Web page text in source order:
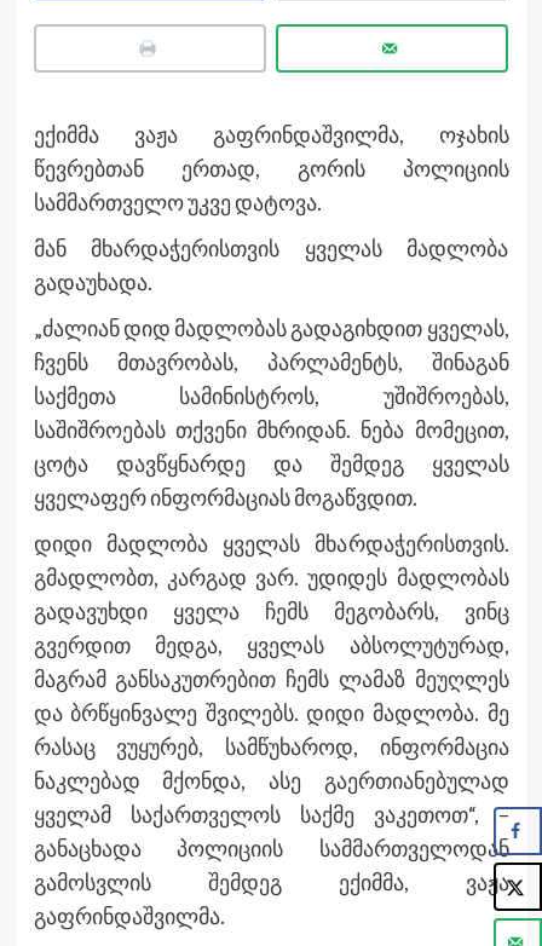
ექიმმა ვაჟა გაფრინდაშვილმა, ოჯახის
წევრებთან ერთად, გორის პოლიციის
სამმართველო უკვე დატოვა.
მან მხარდაჭერისთვის ყველას მადლობა
გადაუხადა.
„ძალიან დიდ მადლობას გადაგიხდით ყველას,
ჩვენს მთავრობას, პარლამენტს, შინაგან
საქმეთა სამინისტროს, უშიშროებას,
საშიშროებას თქვენი მხრიდან. ნება მომეცით,
ცოტა დავწყნარდე და შემდეგ ყველას
ყველაფერ ინფორმაციას მოგაწვდით.
დიდი მადლობა ყველას მხარდაჭერისთვის.
გმადლობთ, კარგად ვარ. უდიდეს მადლობას
გადავუხდი ყველა ჩემს მეგობარს, ვინც
გვერდით მედგა, ყველას აბსოლუტურად,
მაგრამ განსაკუთრებით ჩემს ლამაზ მეუღლეს
და ბრწყინვალე შვილებს. დიდი მადლობა. მე
რასაც ვუყურებ, სამწუხაროდ, ინფორმაცია
ნაკლებად მქონდა, ასე გაერთიანებულად
ყველამ საქართველოს საქმე ვაკეთოთ“, –
განაცხადა პოლიციის სამმართველოდან
გამოსვლის შემდეგ ექიმმა, ვაჟა
გაფრინდაშვილმა.